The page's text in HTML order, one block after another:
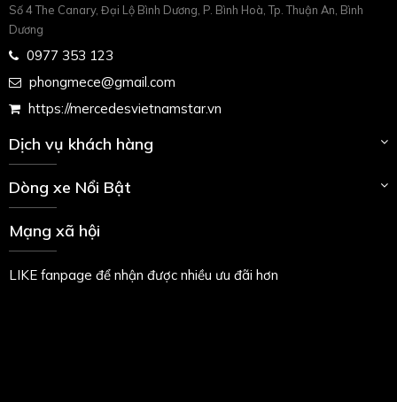
Số 4 The Canary, Đại Lộ Bình Dương, P. Bình Hoà, Tp. Thuận An, Bình
Dương
0977 353 123
phongmece@gmail.com
https://mercedesvietnamstar.vn
Dịch vụ khách hàng
Dòng xe Nổi Bật
Mạng xã hội
LIKE fanpage để nhận được nhiều ưu đãi hơn